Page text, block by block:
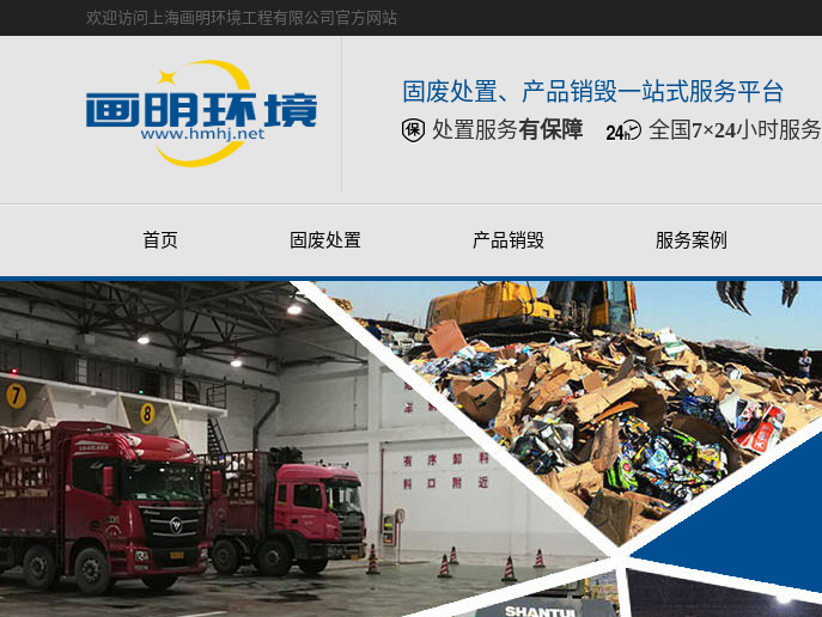
欢迎访问上海画明环境工程有限公司官方网站
固废处置、产品销毁一站式服务平台
处置服务有保障 全国 7×24小时服务
首页 固废处置 产品销毁 服务案例